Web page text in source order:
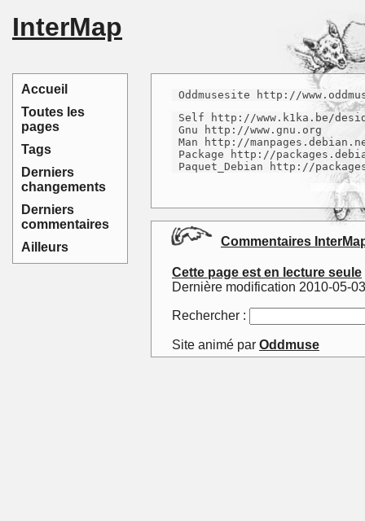
Accueil
Toutes les
pages
Tags
Derniers
changements
Derniers
commentaires
Ailleurs
InterMap
Oddmusesite http://
Self http://www.k1ka.be/
Gnu http://www.gnu.org
Man http://
Package http://
Paquet_Debian http://
Commentaires
Cette page est en lecture seule
Dernière modification 2010-05-
Rechercher :
Site animé par Oddmuse